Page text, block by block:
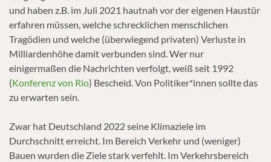
und haben z.B. im Juli 2021 hautnah vor der eigenen Haustür
erfahren müssen, welche schrecklichen menschlichen
Tragödien und welche (überwiegend privaten) Verluste in
Milliardenhöhe damit verbunden sind. Wer nur
einigermaßen die Nachrichten verfolgt, weiß seit 1992
(Konferenz von Rio) Bescheid. Von Politiker*innen sollte das
zu erwarten sein.
Zwar hat Deutschland 2022 seine Klimaziele im
Durchschnitt erreicht. Im Bereich Verkehr und (weniger)
Bauen wurden die Ziele stark verfehlt. Im Verkehrsbereich